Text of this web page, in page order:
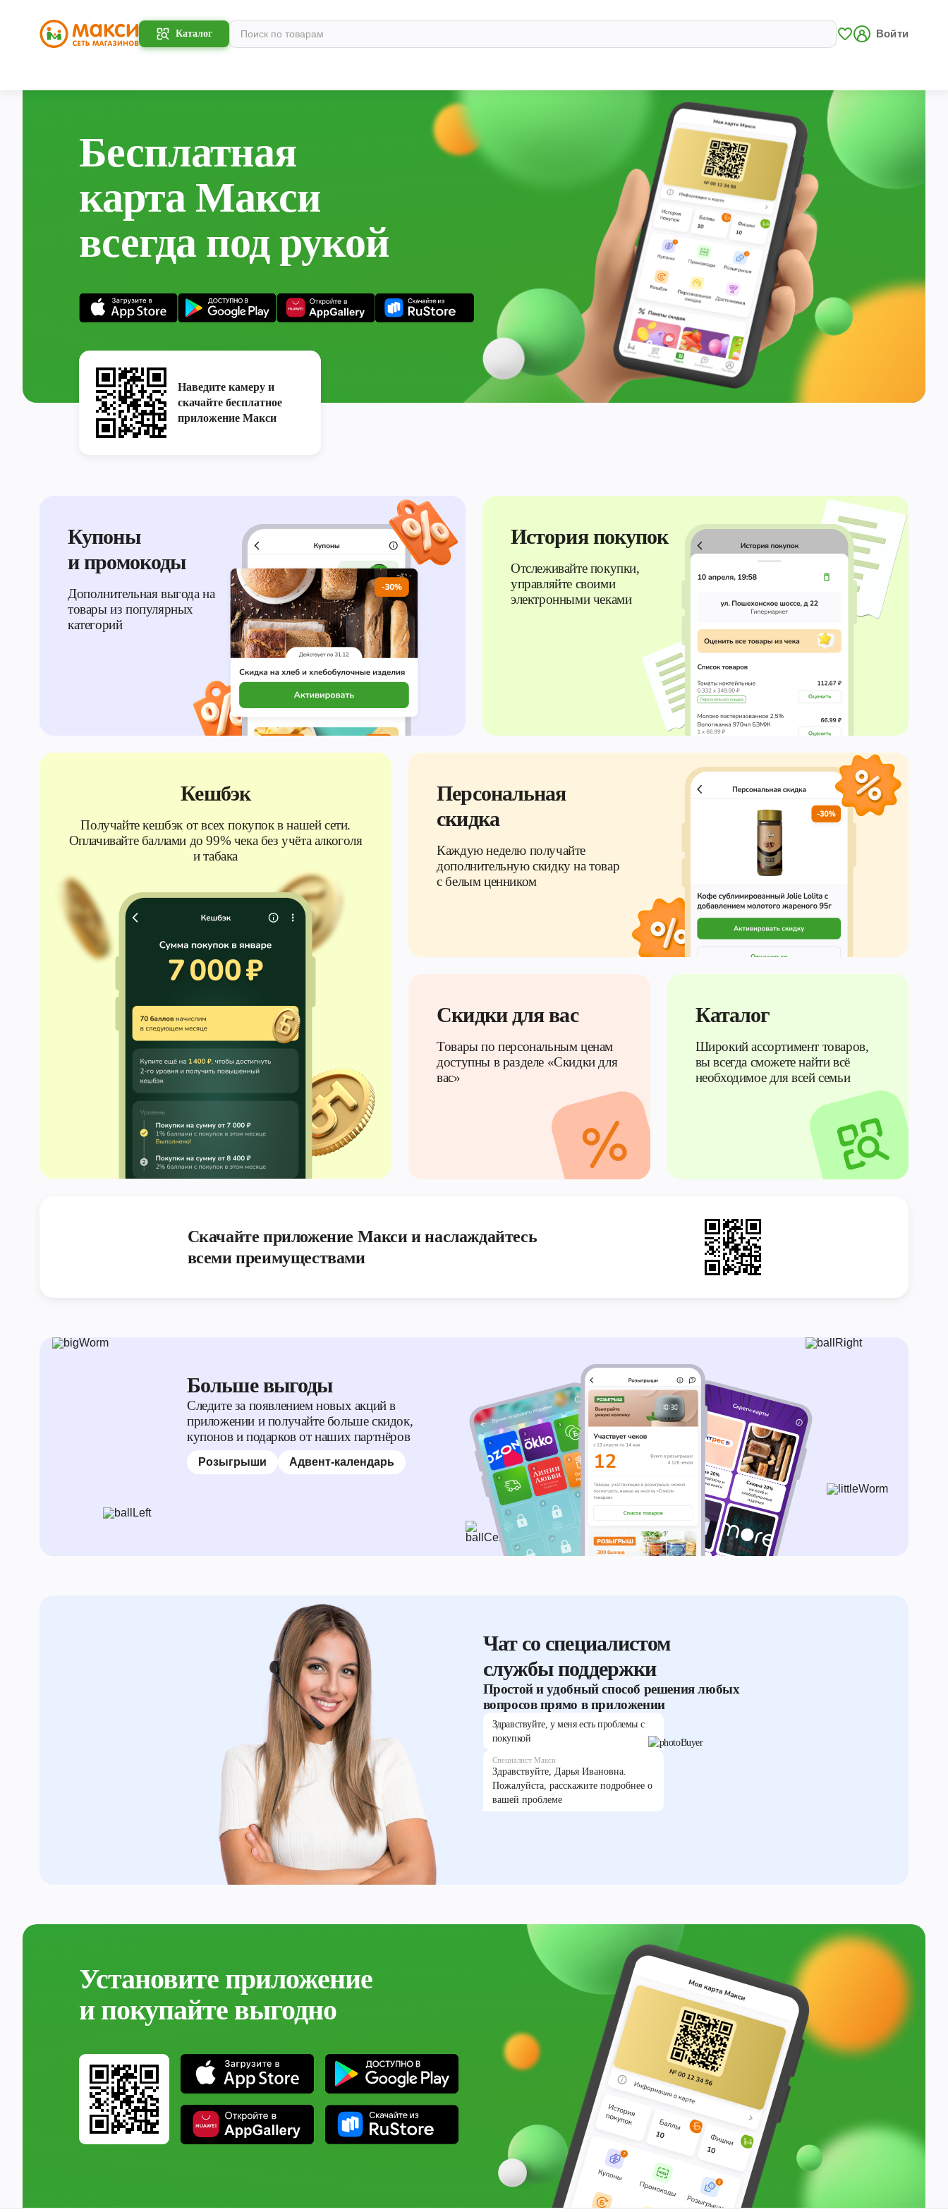
Каталог Войти
Бесплатная
карта Макси
всегда под рукой
Наведите камеру и
скачайте бесплатное
приложение Макси
Купоны
и промокоды
Дополнительная выгода на
товары из популярных
категорий
История покупок
Отслеживайте покупки,
управляйте своими
электронными чеками
Кешбэк
Получайте кешбэк от всех покупок в нашей сети.
Оплачивайте баллами до 99% чека без учёта алкоголя
и табака
Персональная
скидка
Каждую неделю получайте
дополнительную скидку на товар
с белым ценником
Скидки для вас
Товары по персональным ценам
доступны в разделе «Скидки для
вас»
Каталог
Широкий ассортимент товаров,
вы всегда сможете найти всё
необходимое для всей семьи
Скачайте приложение Макси и наслаждайтесь
всеми преимуществами
Больше выгоды
Следите за появлением новых акций в
приложении и получайте больше скидок,
купонов и подарков от наших партнёров
Розыгрыши Адвент-календарь
Чат со специалистом
службы поддержки
Простой и удобный способ решения любых
вопросов прямо в приложении
Здравствуйте, у меня есть проблемы с
покупкой
Специалист Макси
Здравствуйте, Дарья Ивановна.
Пожалуйста, расскажите подробнее о
вашей проблеме
Установите приложение
и покупайте выгодно